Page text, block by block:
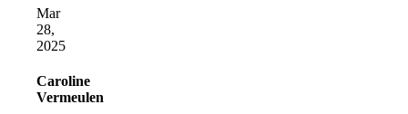
Mar
28,
2025
Caroline
Vermeulen